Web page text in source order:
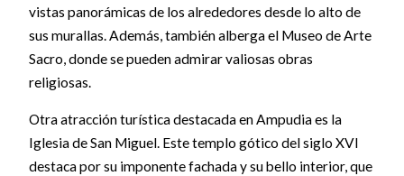
vistas panorámicas de los alrededores desde lo alto de
sus murallas. Además, también alberga el Museo de Arte
Sacro, donde se pueden admirar valiosas obras
religiosas.
Otra atracción turística destacada en Ampudia es la
Iglesia de San Miguel. Este templo gótico del siglo XVI
destaca por su imponente fachada y su bello interior, que